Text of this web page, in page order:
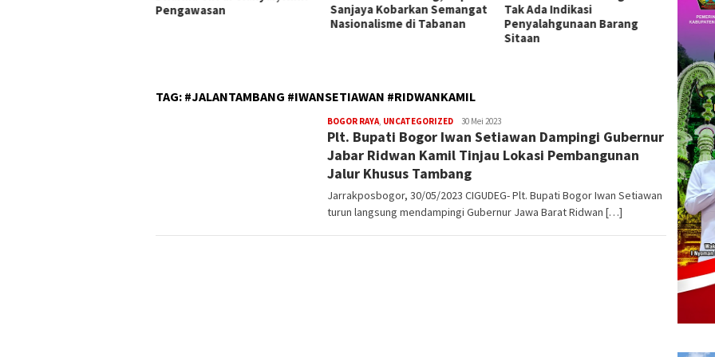
Sanjaya Kobarkan Semangat
Tak Ada Indikasi
Penyalahgunaan Barang
Pengobatan Gratis di Empat
Kecamatan Wujudkan
Pelayanan Kesehatan
2026
TAG: #JALANTAMBANG #IWANSETIAWAN #RIDWANKAMIL
BOGOR RAYA, UNCATEGORIZED admin
30 Mei 2023
Plt. Bupati Bogor Iwan Setiawan Dampingi Gubernur
Jabar Ridwan Kamil Tinjau Lokasi Pembangunan
Jalur Khusus Tambang
Jarrakposbogor, 30/05/2023 CIGUDEG- Plt. Bupati Bogor Iwan Setiawan
turun langsung mendampingi Gubernur Jawa Barat Ridwan […]